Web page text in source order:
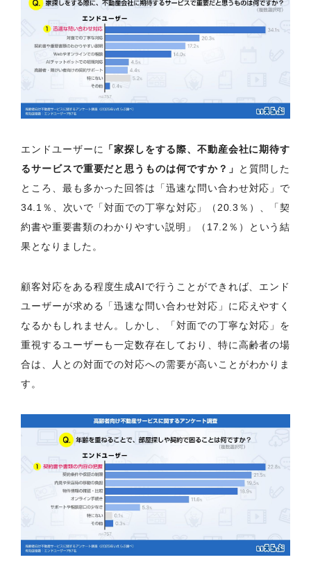
エンドユーザーに 「家探しをする際、不動産会社に期待す
るサービスで重要だと思うものは何ですか？」
と質問した
ところ、最も多かった回答は「迅速な問い合わせ対応」で
34.1％、次いで「対面での丁寧な対応」（20.3％）、「契
約書や重要書類のわかりやすい説明」（17.2％）という結
果となりました。
顧客対応をある程度生成AIで行うことができれば、エンド
ユーザーが求める「迅速な問い合わせ対応」に応えやすく
なるかもしれません。しかし、「対面での丁寧な対応」を
重視するユーザーも一定数存在しており、特に高齢者の場
合は、人との対面での対応への需要が高いことがわかりま
す。